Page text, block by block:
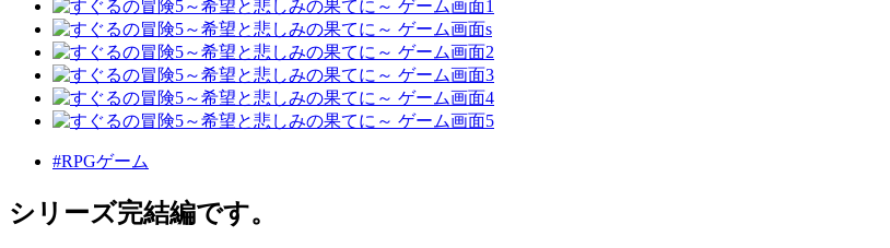
#RPGゲーム
シリーズ完結編です。